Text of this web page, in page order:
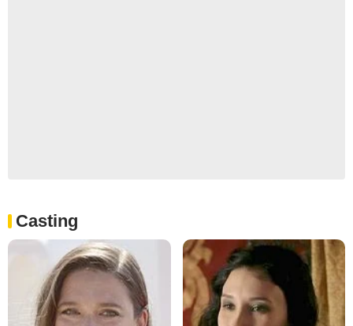
Casting